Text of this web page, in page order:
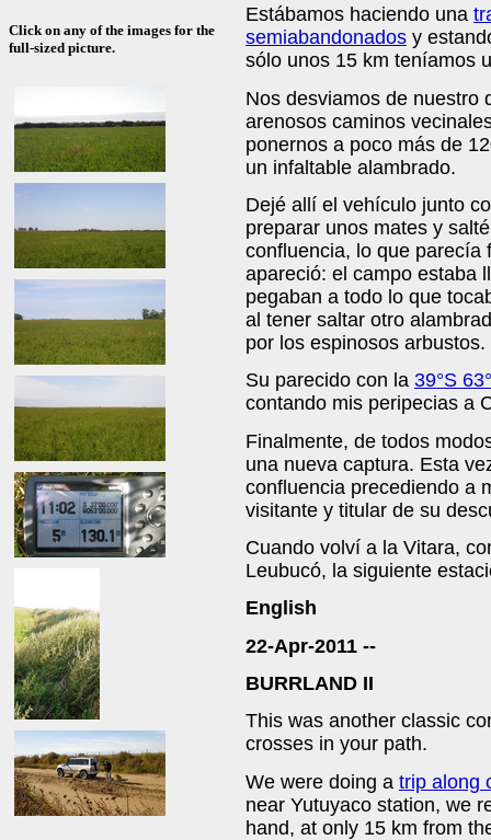
Click on any of the images for the
full-sized picture.
Estábamos haciendo una
semiabandonados y
sólo unos 15 km teníamos
Nos desviamos de nuestro
arenosos caminos
ponernos a poco más de
un infaltable alambrado.
Dejé allí el vehículo junto
preparar unos mates y
confluencia, lo que parecía
apareció: el campo estaba
pegaban a todo lo que
al tener saltar otro
por los espinosos arbustos.
Su parecido con la 39°S
contando mis peripecias a
Finalmente, de todos
una nueva captura. Esta
confluencia precediendo a
visitante y titular de su
Cuando volví a la Vitara,
Leubucó, la siguiente
English
22-Apr-2011 --
BURRLAND II
This was another classic
crosses in your path.
We were doing a trip along
near Yutuyaco station, we
hand, at only 15 km from